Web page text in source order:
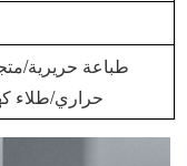
طباعة حريرية/
حراري/طلاء